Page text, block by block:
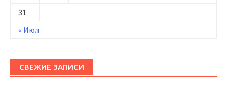
« Июл
31
СВЕЖИЕ ЗАПИСИ